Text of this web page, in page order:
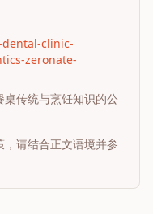
clinic-
zeronate-
传统与烹饪知识的公
请结合正文语境并参